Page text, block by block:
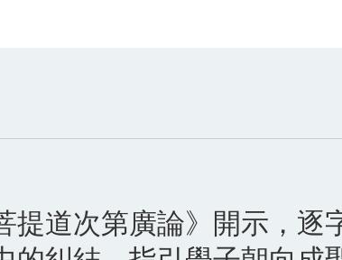
提道次第廣論》開示，逐